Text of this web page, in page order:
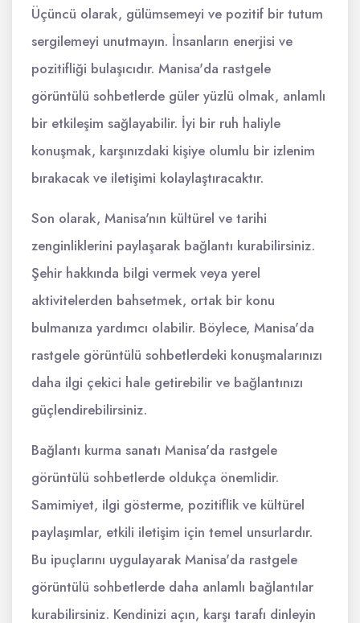
Üçüncü olarak, gülümsemeyi ve pozitif bir tutum
sergilemeyi unutmayın. İnsanların enerjisi ve
pozitifliği bulaşıcıdır. Manisa'da rastgele
görüntülü sohbetlerde güler yüzlü olmak, anlamlı
bir etkileşim sağlayabilir. İyi bir ruh haliyle
konuşmak, karşınızdaki kişiye olumlu bir izlenim
bırakacak ve iletişimi kolaylaştıracaktır.
Son olarak, Manisa'nın kültürel ve tarihi
zenginliklerini paylaşarak bağlantı kurabilirsiniz.
Şehir hakkında bilgi vermek veya yerel
aktivitelerden bahsetmek, ortak bir konu
bulmanıza yardımcı olabilir. Böylece, Manisa'da
rastgele görüntülü sohbetlerdeki konuşmalarınızı
daha ilgi çekici hale getirebilir ve bağlantınızı
güçlendirebilirsiniz.
Bağlantı kurma sanatı Manisa'da rastgele
görüntülü sohbetlerde oldukça önemlidir.
Samimiyet, ilgi gösterme, pozitiflik ve kültürel
paylaşımlar, etkili iletişim için temel unsurlardır.
Bu ipuçlarını uygulayarak Manisa'da rastgele
görüntülü sohbetlerde daha anlamlı bağlantılar
kurabilirsiniz. Kendinizi açın, karşı tarafı dinleyin